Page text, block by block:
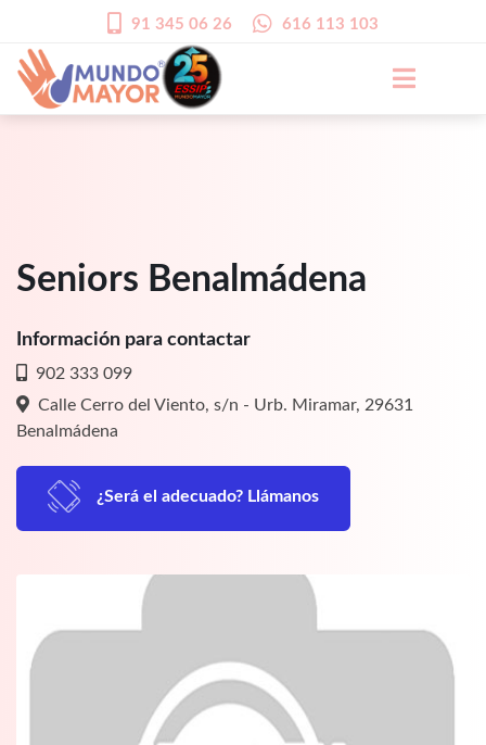
91 345 06 26 616 113 103
Seniors Benalmádena
Información para contactar
902 333 099
Calle Cerro del Viento, s/n - Urb. Miramar, 29631
Benalmádena
¿Será el adecuado? Llámanos